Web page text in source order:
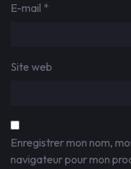
E-mail *
Site web
Enregistrer mon nom,
navigateur pour mon